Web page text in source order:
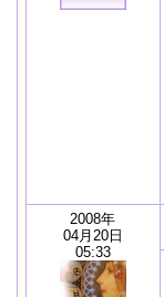
2008年
04月20日
05:33